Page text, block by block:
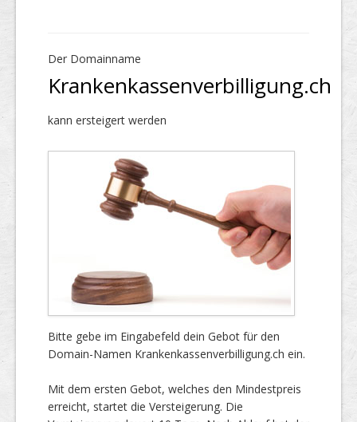
Der Domainname
Krankenkassenverbilligung.ch
kann ersteigert werden
Bitte gebe im Eingabefeld dein Gebot für den
Domain-Namen Krankenkassenverbilligung.ch ein.
Mit dem ersten Gebot, welches den Mindestpreis
erreicht, startet die Versteigerung. Die